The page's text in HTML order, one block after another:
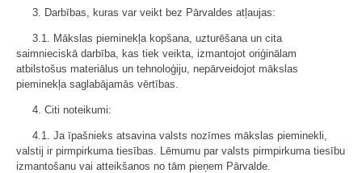
3. Darbības, kuras var veikt bez Pārvaldes atļaujas:
3.1. Mākslas pieminekļa kopšana, uzturēšana un cita
saimnieciskā darbība, kas tiek veikta, izmantojot oriģinālam
atbilstošus materiālus un tehnoloģiju, nepārveidojot mākslas
pieminekļa saglabājamās vērtības.
4. Citi noteikumi:
4.1. Ja īpašnieks atsavina valsts nozīmes mākslas pieminekli,
valstij ir pirmpirkuma tiesības. Lēmumu par valsts pirmpirkuma tiesību
izmantošanu vai atteikšanos no tām pieņem Pārvalde.